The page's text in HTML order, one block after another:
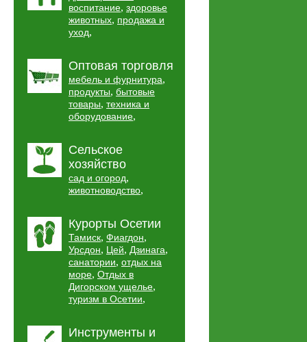
воспитание, здоровье
животных, продажа и
уход,
Оптовая торговля
мебель и фурнитура,
продукты, бытовые
товары, техника и
оборудование,
Сельское
хозяйство
сад и огород,
животноводство,
Курорты Осетии
Тамиск, Фиагдон,
Урсдон, Цей, Дзинага,
санатории, отдых на
море, Отдых в
Дигорском ущелье,
туризм в Осетии,
Инструменты и